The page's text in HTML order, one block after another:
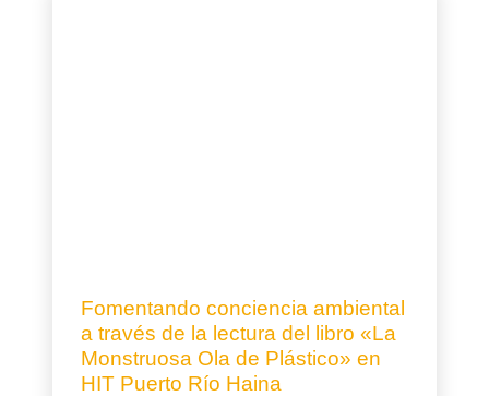
Fomentando conciencia ambiental
a través de la lectura del libro «La
Monstruosa Ola de Plástico» en
HIT Puerto Río Haina